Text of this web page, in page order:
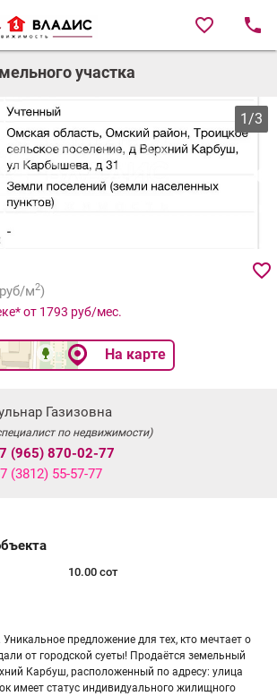
favorite_border local_phone
участка
1/3
favorite_border
руб/м2)
от 1793 руб/мес.
На карте
Газизовна
по недвижимости)
(965) 870-02-77
(3812) 55-57-77
10.00 сот
предложение для тех, кто мечтает о
от городской суеты! Продаётся земельный
Карбуш, расположенный по адресу: улица
имеет статус индивидуального жилищного